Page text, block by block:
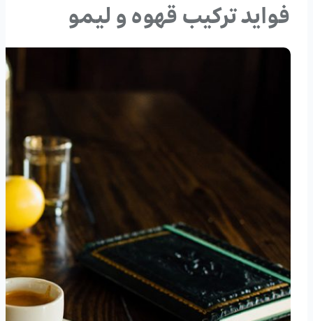
فواید ترکیب قهوه و لیمو